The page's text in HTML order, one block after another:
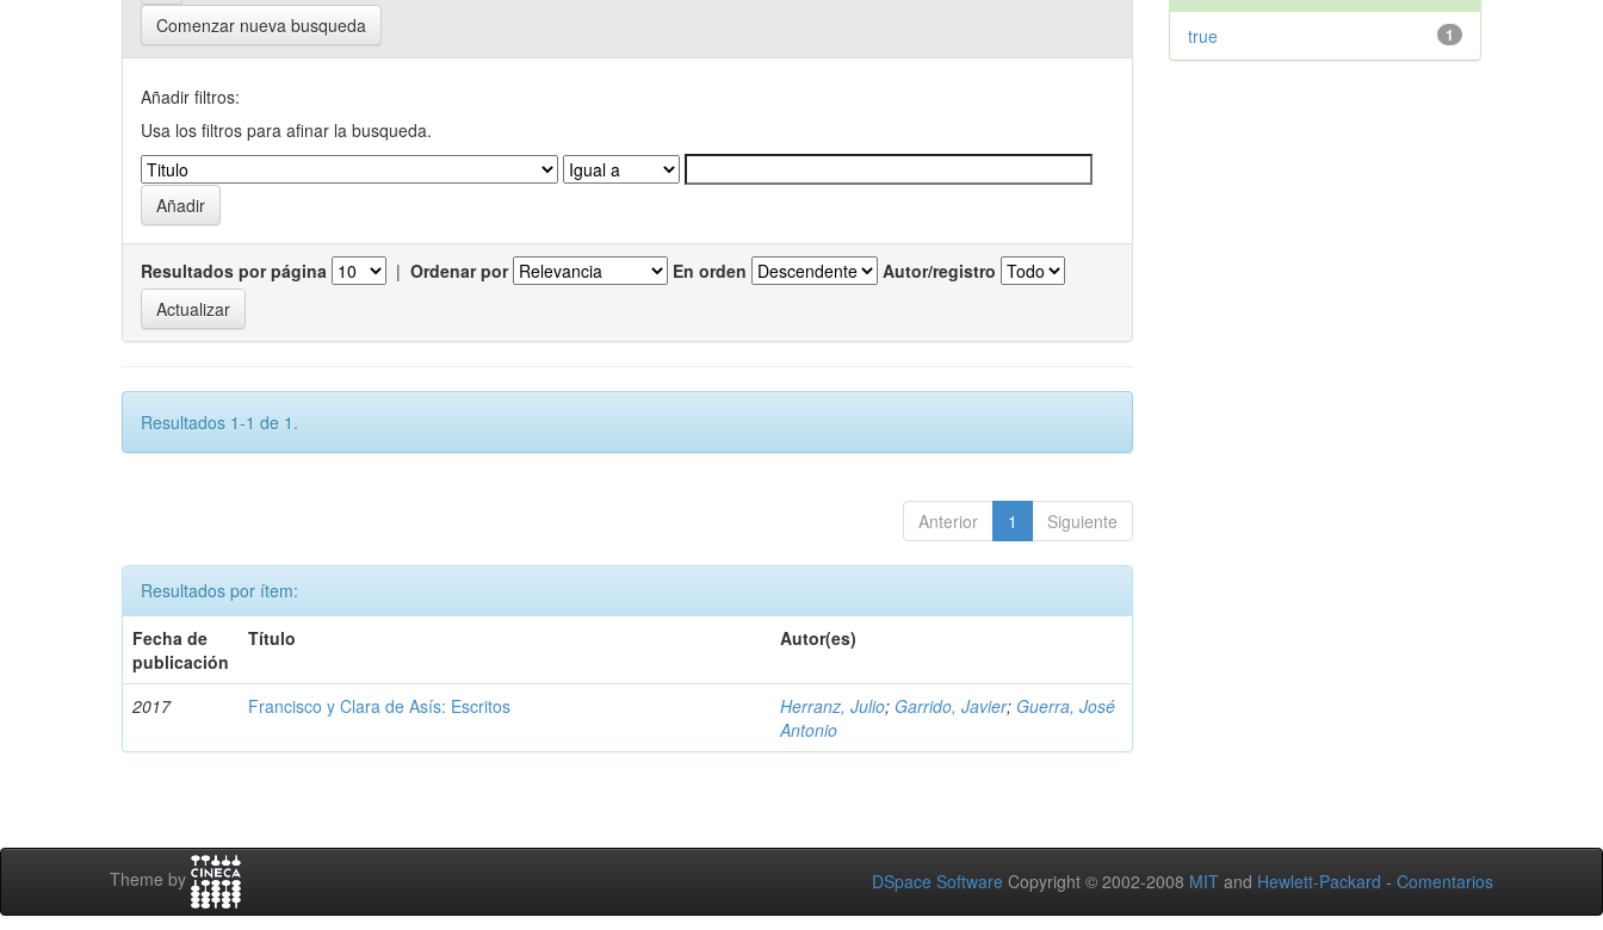
Comenzar nueva busqueda
Añadir filtros:
Usa los filtros para afinar la busqueda.
Resultados por página | Ordenar por En orden Autor/registro
Resultados 1-1 de 1.
Anterior 1 Siguiente
Resultados por ítem:
Fecha de
publicación
Título Autor(es)
2017 Francisco y Clara de Asís: Escritos Herranz, Julio; Garrido, Javier; Guerra, José
Antonio
1
true
Theme by DSpace Software Copyright © 2002-2008 MIT and Hewlett-Packard - Comentarios